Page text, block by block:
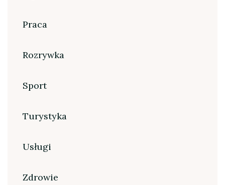
Praca
Rozrywka
Sport
Turystyka
Usługi
Zdrowie